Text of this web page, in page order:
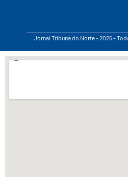
Jornal Tribuna do Norte - 2026 -